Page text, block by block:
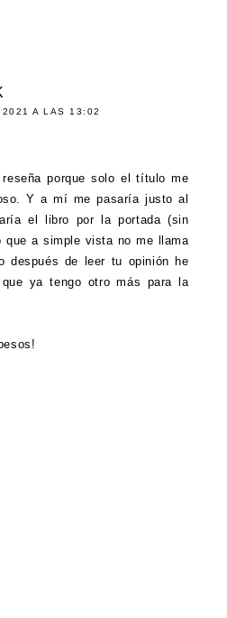
A LAS 13:02
porque solo el título me
Y a mí me pasaría justo al
el libro por la portada (sin
que a simple vista no me llama
después de leer tu opinión he
ya tengo otro más para la